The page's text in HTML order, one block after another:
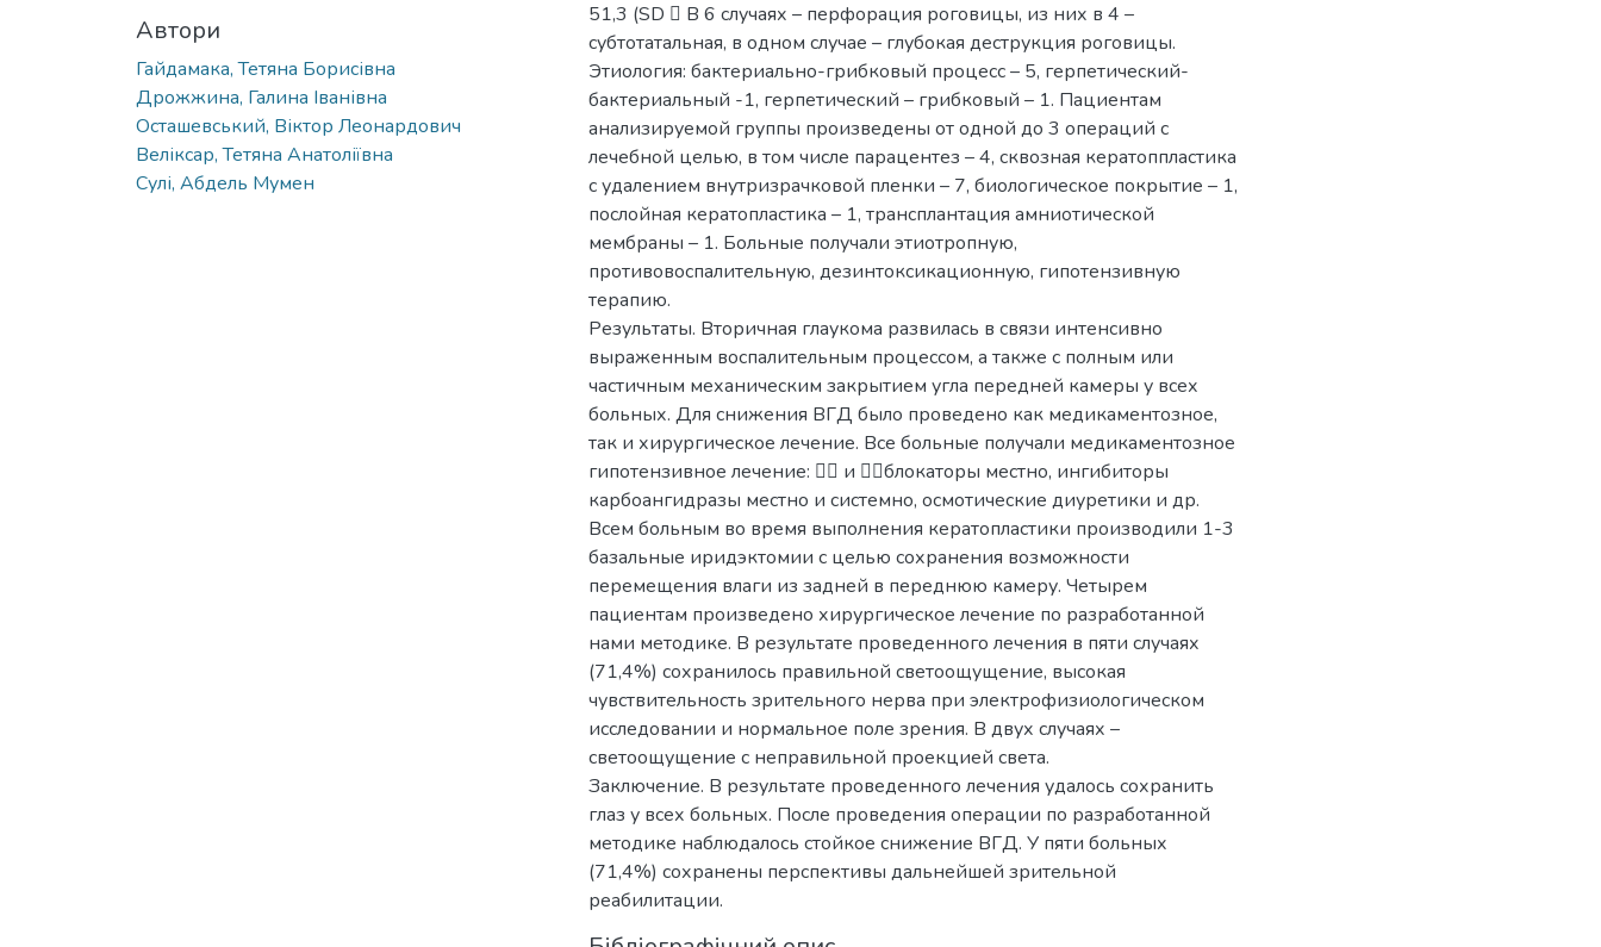
Автори
Гайдамака, Тетяна Борисівна
Дрожжина, Галина Іванівна
Осташевський, Віктор Леонардович
Веліксар, Тетяна Анатоліївна
Сулі, Абдель Мумен
51,3 (SD  В 6 случаях – перфорация роговицы, из них в 4 –
субтотатальная, в одном случае – глубокая деструкция роговицы.
Этиология: бактериально-грибковый процесс – 5, герпетический-
бактериальный -1, герпетический – грибковый – 1. Пациентам
анализируемой группы произведены от одной до 3 операций с
лечебной целью, в том числе парацентез – 4, сквозная кератоппластика
с удалением внутризрачковой пленки – 7, биологическое покрытие – 1,
послойная кератопластика – 1, трансплантация амниотической
мембраны – 1. Больные получали этиотропную,
противовоспалительную, дезинтоксикационную, гипотензивную
терапию.
Результаты. Вторичная глаукома развилась в связи интенсивно
выраженным воспалительным процессом, а также с полным или
частичным механическим закрытием угла передней камеры у всех
больных. Для снижения ВГД было проведено как медикаментозное,
так и хирургическое лечение. Все больные получали медикаментозное
гипотензивное лечение:  и блокаторы местно, ингибиторы
карбоангидразы местно и системно, осмотические диуретики и др.
Всем больным во время выполнения кератопластики производили 1-3
базальные иридэктомии с целью сохранения возможности
перемещения влаги из задней в переднюю камеру. Четырем
пациентам произведено хирургическое лечение по разработанной
нами методике. В результате проведенного лечения в пяти случаях
(71,4%) сохранилось правильной светоощущение, высокая
чувствительность зрительного нерва при электрофизиологическом
исследовании и нормальное поле зрения. В двух случаях –
светоощущение с неправильной проекцией света.
Заключение. В результате проведенного лечения удалось сохранить
глаз у всех больных. После проведения операции по разработанной
методике наблюдалось стойкое снижение ВГД. У пяти больных
(71,4%) сохранены перспективы дальнейшей зрительной
реабилитации.